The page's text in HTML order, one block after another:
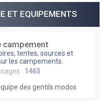
ET EQUIPEMENTS
campement
tentes, sources et
les campements.
: 1463
des gentils modos